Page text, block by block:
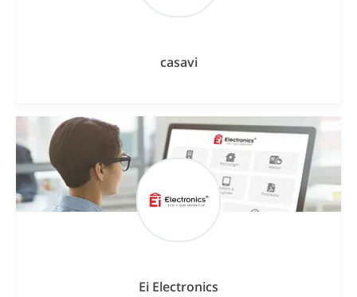
casavi
Ei Electronics